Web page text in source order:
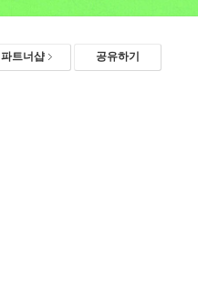
파트너샵 공유하기